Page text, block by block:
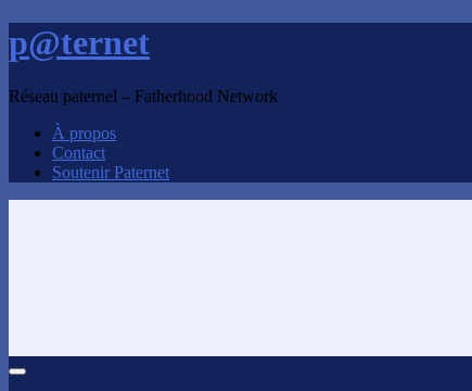
p@ternet
Réseau paternel – Fatherhood Network
À propos
Contact
Soutenir Paternet